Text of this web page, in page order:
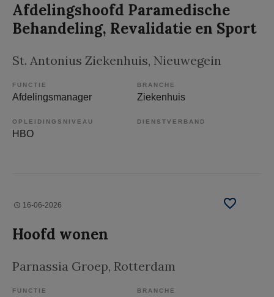
Afdelingshoofd Paramedische
Behandeling, Revalidatie en Sport
St. Antonius Ziekenhuis, Nieuwegein
FUNCTIE
Afdelingsmanager
BRANCHE
Ziekenhuis
OPLEIDINGSNIVEAU
HBO
DIENSTVERBAND
16-06-2026
Hoofd wonen
Parnassia Groep, Rotterdam
FUNCTIE BRANCHE